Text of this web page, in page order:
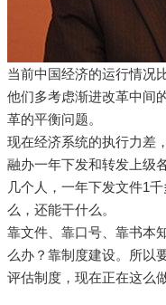
当前中国经济的运行情况
他们多考虑渐进改革中间
革的平衡问题。
现在经济系统的执行力差
融办一年下发和转发上级
几个人，一年下发文件1
么，还能干什么。
靠文件、靠口号、靠书本
么办？靠制度建设。所以
评估制度，现在正在这么做